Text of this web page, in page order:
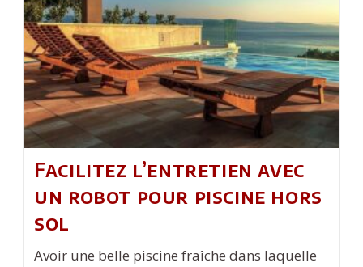
Facilitez l’entretien avec
un robot pour piscine hors
sol
Avoir une belle piscine fraîche dans laquelle